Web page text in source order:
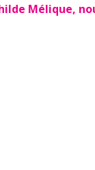
Mélique,